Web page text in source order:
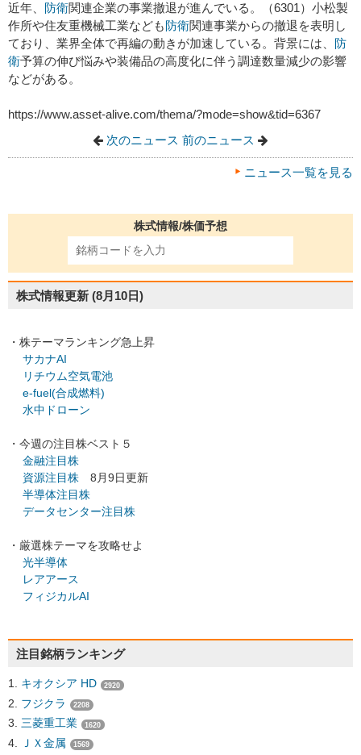
近年、 防衛関連企業の事業撤退が進んでいる。（6301）小松製
作所や住友重機械工業なども防衛関連事業からの撤退を表明し
ており、業界全体で再編の動きが加速している。背景には、 防
衛予算の伸び悩みや装備品の高度化に伴う調達数量減少の影響
などがある。
https://www.asset-alive.com/thema/?mode=show&tid=6367
次のニュース 前のニュース
ニュース一覧を見る
株式情報/株価予想
株式情報更新 (8月10日)
・株テーマランキング急上昇
サカナAI
リチウム空気電池
e-fuel(合成燃料)
水中ドローン
・今週の注目株ベスト５
金融注目株
資源注目株 8月9日更新
半導体注目株
データセンター注目株
・厳選株テーマを攻略せよ
光半導体
レアアース
フィジカルAI
注目銘柄ランキング
キオクシア HD 2920
フジクラ 2208
三菱重工業 1620
ＪＸ金属 1569